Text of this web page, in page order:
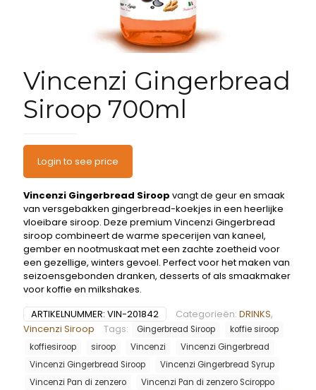
Vincenzi Gingerbread
Siroop 700ml
Login to see price
Vincenzi Gingerbread Siroop vangt de geur en smaak
van versgebakken gingerbread-koekjes in een heerlijke
vloeibare siroop. Deze premium Vincenzi Gingerbread
siroop combineert de warme specerijen van kaneel,
gember en nootmuskaat met een zachte zoetheid voor
een gezellige, winters gevoel. Perfect voor het maken van
seizoensgebonden dranken, desserts of als smaakmaker
voor koffie en milkshakes.
ARTIKELNUMMER: VIN-201842 Categorieën: DRINKS,
Vincenzi Siroop
Tags: Gingerbread Siroop
koffie siroop
koffiesiroop
siroop Vincenzi
Vincenzi Gingerbread
Vincenzi Gingerbread Siroop
Vincenzi Gingerbread Syrup
Vincenzi Pan di zenzero
Vincenzi Pan di zenzero Sciroppo